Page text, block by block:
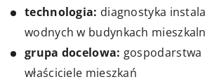
technologia: diagnostyka
wodnych w budynkach
grupa docelowa:
właściciele mieszkań